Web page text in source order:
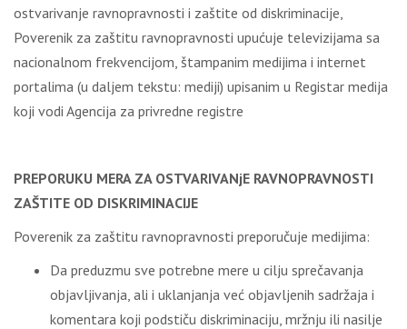
ostvarivanje ravnopravnosti i zaštite od diskriminacije,
Poverenik za zaštitu ravnopravnosti upućuje televizijama sa
nacionalnom frekvencijom, štampanim medijima i internet
portalima (u daljem tekstu: mediji) upisanim u Registar medija
koji vodi Agencija za privredne registre
PREPORUKU MERA ZA OSTVARIVANjE RAVNOPRAVNOSTI
ZAŠTITE OD DISKRIMINACIJE
Poverenik za zaštitu ravnopravnosti preporučuje medijima:
Da preduzmu sve potrebne mere u cilju sprečavanja
objavljivanja, ali i uklanjanja već objavljenih sadržaja i
komentara koji podstiču diskriminaciju, mržnju ili nasilje